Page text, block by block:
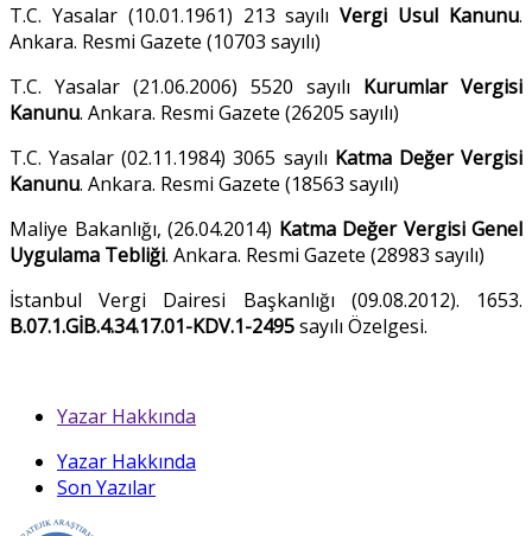
T.C. Yasalar (10.01.1961) 213 sayılıVergi Usul Kanunu.
Ankara. Resmi Gazete (10703 sayılı)
T.C. Yasalar (21.06.2006) 5520 sayılı Kurumlar Vergisi
Kanunu. Ankara. Resmi Gazete (26205 sayılı)
T.C. Yasalar (02.11.1984) 3065 sayılı Katma Değer Vergisi
Kanunu. Ankara. Resmi Gazete (18563 sayılı)
Maliye Bakanlığı, (26.04.2014) Katma Değer Vergisi Genel
Uygulama Tebliği. Ankara. Resmi Gazete (28983 sayılı)
İstanbul Vergi Dairesi Başkanlığı (09.08.2012). 1653.
B.07.1.GİB.4.34.17.01-KDV.1-2495sayılı Özelgesi.
Yazar Hakkında
Yazar Hakkında
Son Yazılar